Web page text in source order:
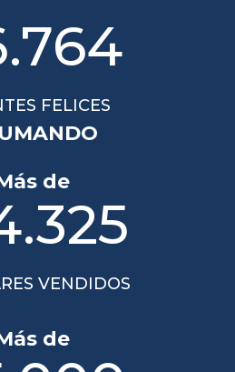
FELICES
de
VENDIDOS
de